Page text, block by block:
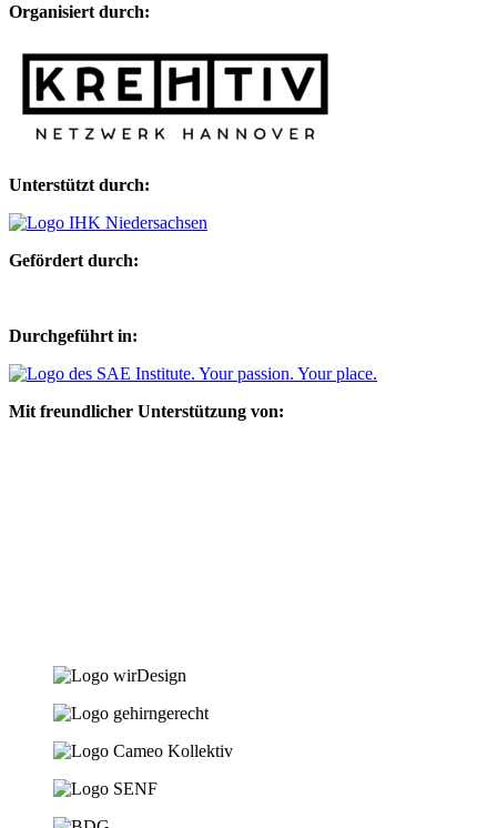
Organisiert durch:
Unterstützt durch:
Gefördert durch:
Durchgeführt in:
Mit freundlicher Unterstützung von: